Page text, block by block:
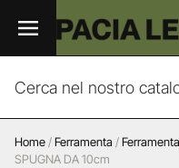
Home/Ferramenta /
SPUGNA DA 10cm